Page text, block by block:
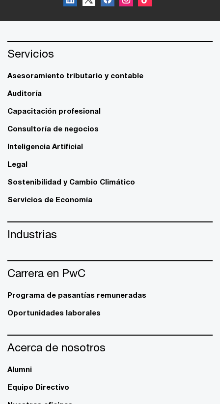
Servicios
Asesoramiento tributario y contable
Auditoría
Capacitación profesional
Consultoría de negocios
Inteligencia Artificial
Legal
Sostenibilidad y Cambio Climático
Servicios de Economía
Industrias
Carrera en PwC
Programa de pasantías remuneradas
Oportunidades laborales
Acerca de nosotros
Alumni
Equipo Directivo